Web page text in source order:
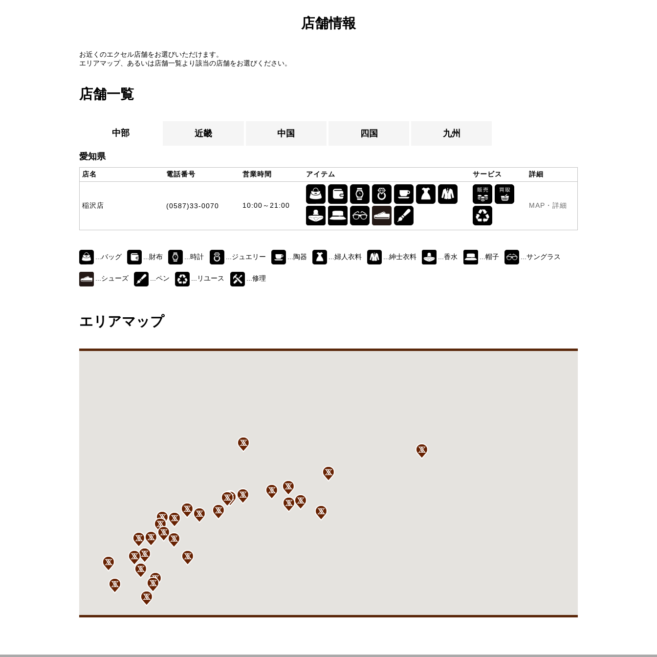
店舗情報
お近くのエクセル店舗をお選びいただけます。
エリアマップ、あるいは店舗一覧より該当の店舗をお選びください。
店舗一覧
中部 近畿 中国 四国 九州
愛知県
店名 電話番号 営業時間 アイテム サービス 詳細
稲沢店 (0587)33-0070 10:00～21:00 MAP・詳細
...バッグ ...財布 ...時計 ...ジュエリー ...陶器 ...婦人衣料 ...紳士衣料 ...香水 ...帽子 ...サングラス
...シューズ ...ペン ...リユース ...修理
エリアマップ